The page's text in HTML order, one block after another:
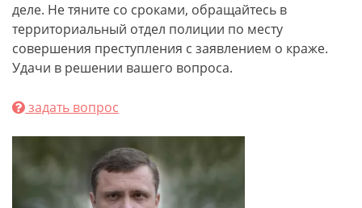
деле. Не тяните со сроками, обращайтесь в
территориальный отдел полиции по месту
совершения преступления с заявлением о краже.
Удачи в решении вашего вопроса.
задать вопрос